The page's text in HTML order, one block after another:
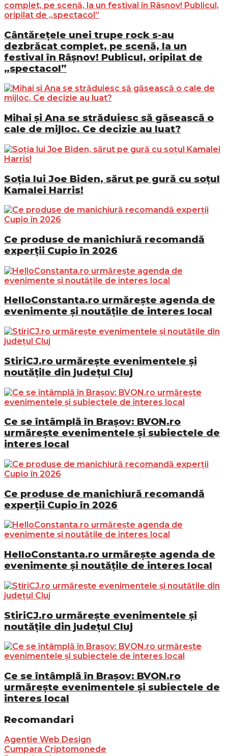
Cântărețele unei trupe rock s-au
dezbrăcat complet, pe scenă, la un
festival în Râșnov! Publicul, oripilat de
„spectacol”
Mihai și Ana se străduiesc să găsească o
cale de mijloc. Ce decizie au luat?
Soția lui Joe Biden, sărut pe gură cu soțul
Kamalei Harris!
Ce produse de manichiură recomandă
experții Cupio în 2026
HelloConstanta.ro urmărește agenda de
evenimente și noutățile de interes local
StiriCJ.ro urmărește evenimentele și
noutățile din județul Cluj
Ce se întâmplă în Brașov: BVON.ro
urmărește evenimentele și subiectele de
interes local
Ce produse de manichiură recomandă
experții Cupio în 2026
HelloConstanta.ro urmărește agenda de
evenimente și noutățile de interes local
StiriCJ.ro urmărește evenimentele și
noutățile din județul Cluj
Ce se întâmplă în Brașov: BVON.ro
urmărește evenimentele și subiectele de
interes local
Recomandari
Agentie Web Design
Cumpara Criptomonede